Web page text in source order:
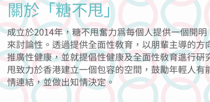
關於「糖不甩」
成立於2014年，糖不甩奮力為每個人提供一個開明
來討論性。透過提供全面性教育，以朋輩主導的方
推廣性健康，並就提倡性健康及全面性教育進行研
甩致力於香港建立一個包容的空間，鼓勵年輕人有
情連結，並做出知情決定。